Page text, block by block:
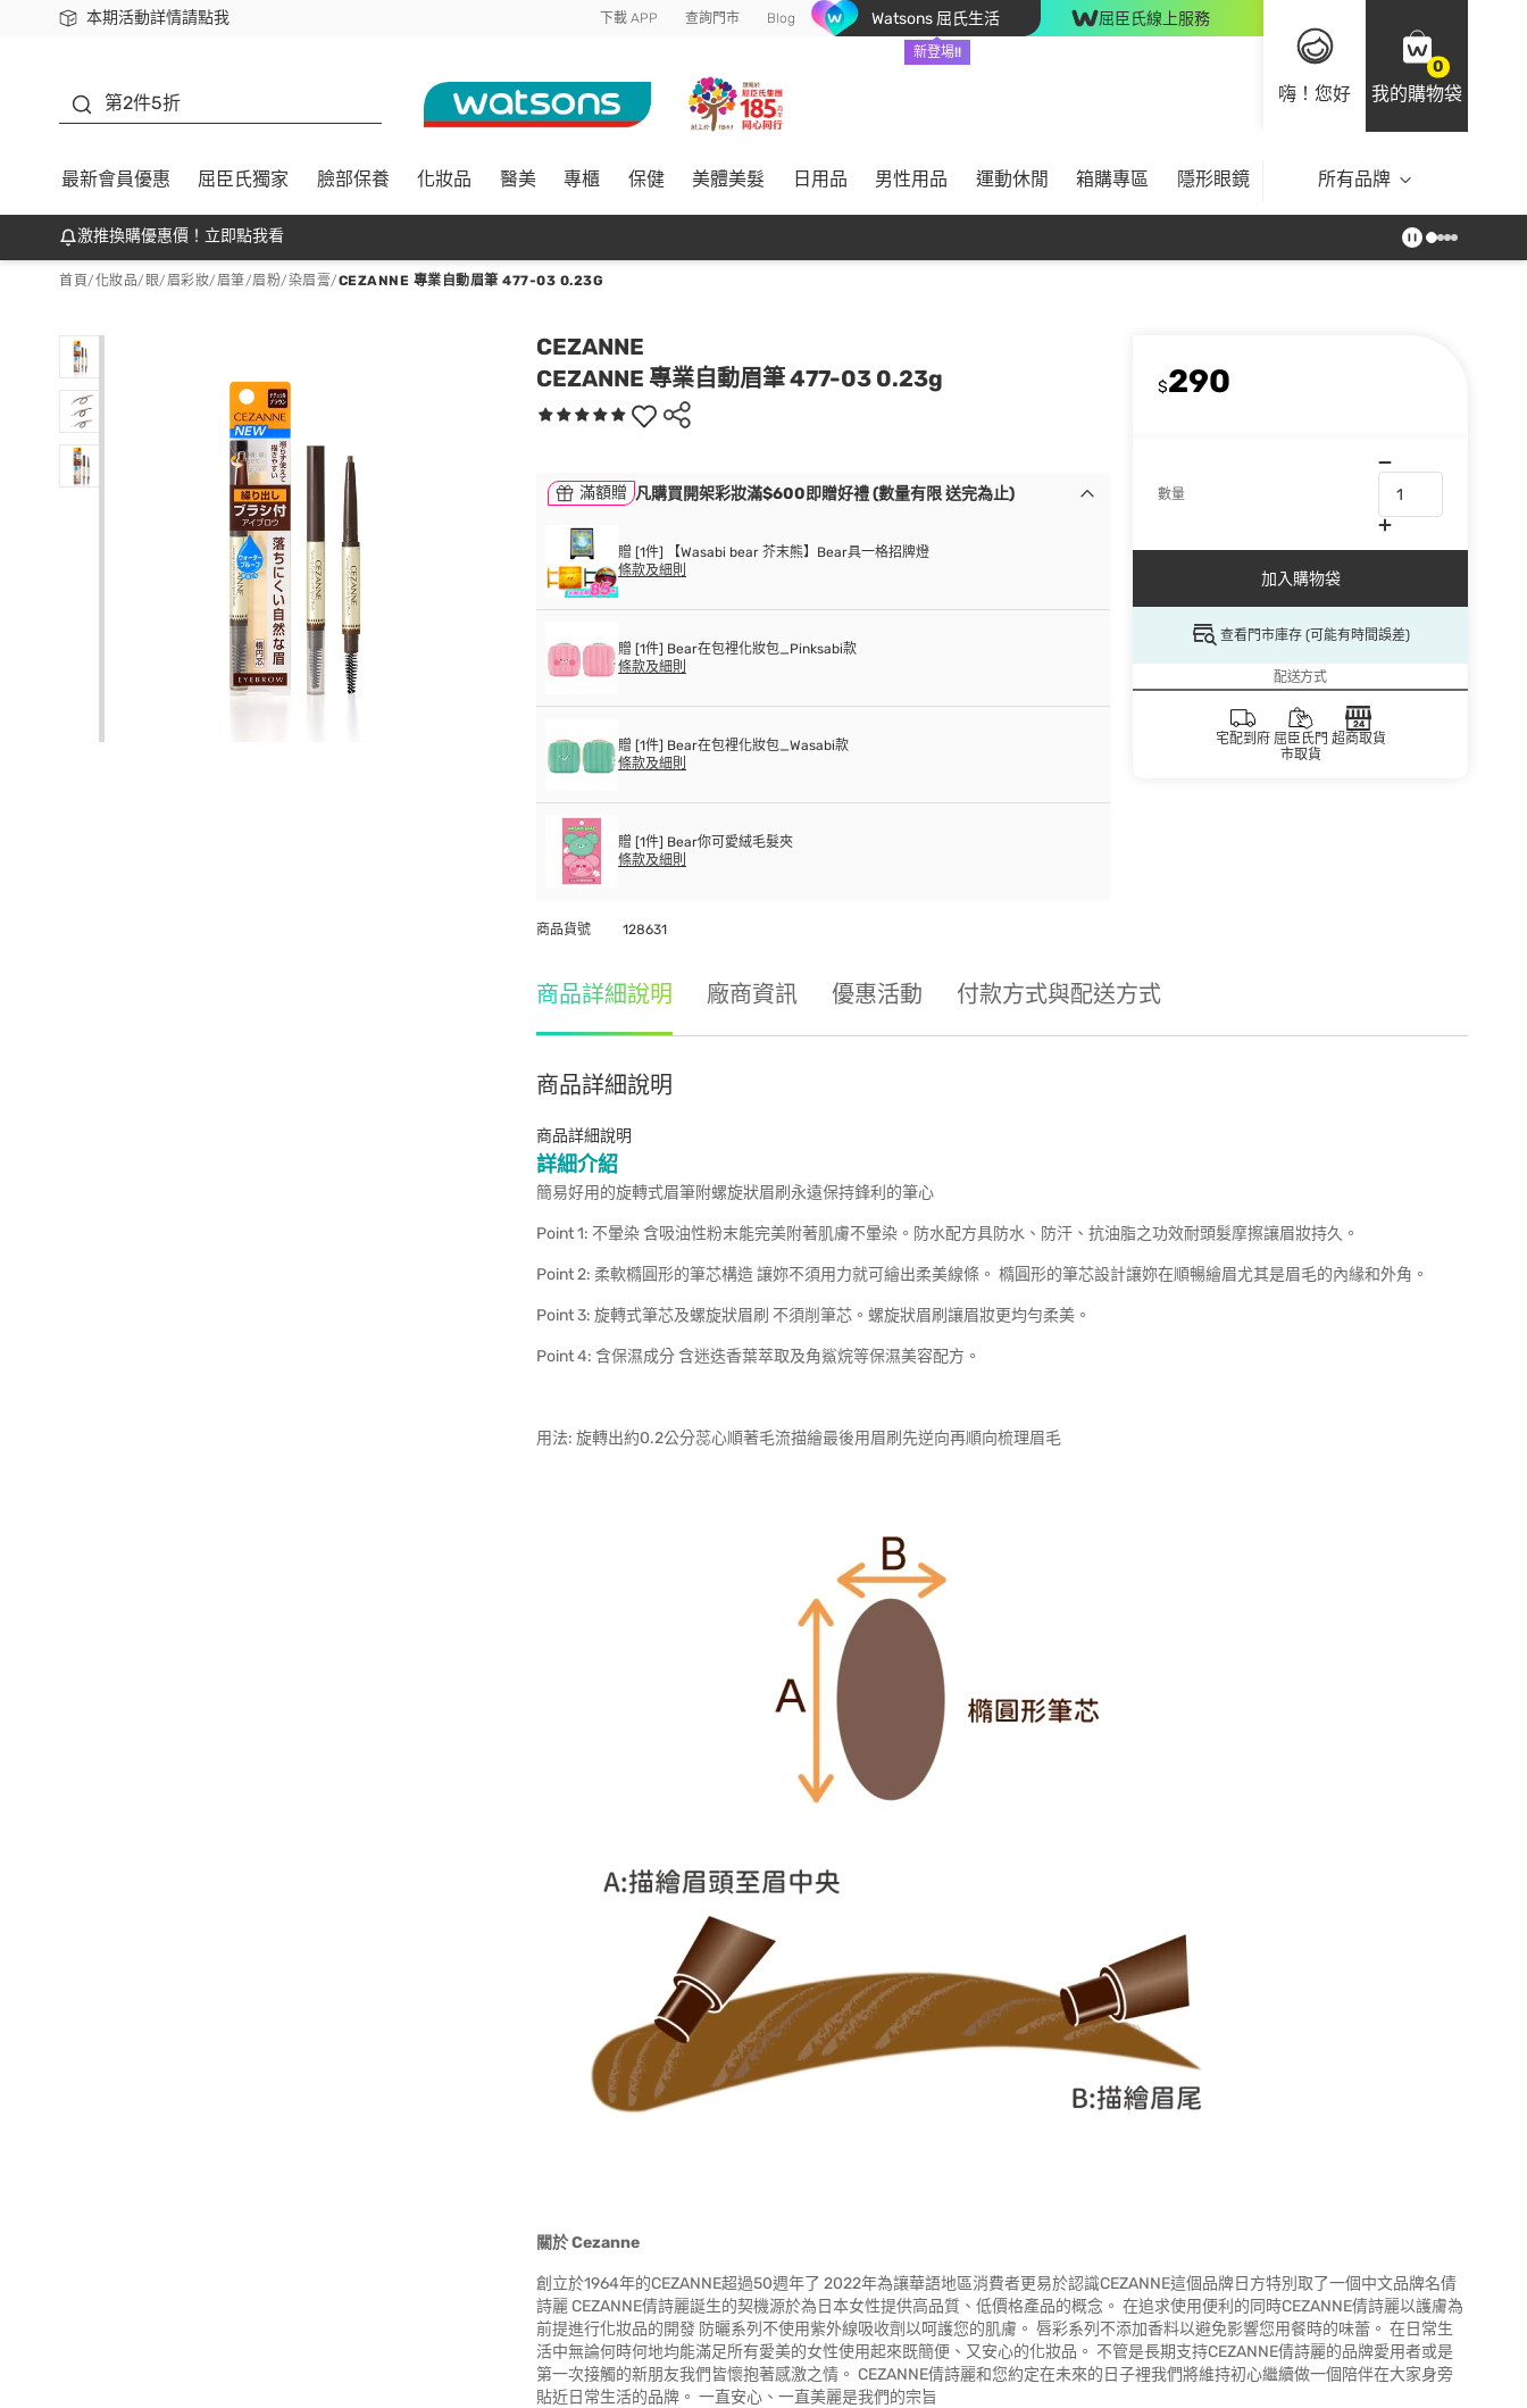
本期活動詳情請點我
下載app最高回饋$350 下載 APP 查詢門市 Blog Watsons 屈氏生活
新登場!!
屈臣氏線上服務
嗨！您好
0
我的購物袋
第2件5折
最新會員優惠 屈臣氏獨家 臉部保養 化妝品 醫美 專櫃 保健 美體美髮 日用品 男性用品 運動休閒 箱購專區 隱形眼鏡 所有品牌
激推換購優惠價！立即點我看
首頁/化妝品/ 眼/眉彩妝/眉筆/眉粉/染眉膏/CEZANNE 專業自動眉筆 477-03 0.23G
CEZANNE
CEZANNE 專業自動眉筆 477-03 0.23g
$290
數量
加入購物袋
查看門市庫存 (可能有時間誤差)
配送方式
宅配到府 屈臣氏門
市取貨
超商取貨
滿額贈 凡購買開架彩妝滿$600即贈好禮 (數量有限 送完為止)
贈 [1件] 【Wasabi bear 芥末熊】Bear具一格招牌燈
條款及細則
贈 [1件] Bear在包裡化妝包_Pinksabi款
條款及細則
贈 [1件] Bear在包裡化妝包_Wasabi款
條款及細則
贈 [1件] Bear你可愛絨毛髮夾
條款及細則
商品貨號 128631
商品詳細說明 廠商資訊 優惠活動 付款方式與配送方式
商品詳細說明
商品詳細說明
詳細介紹
簡易好用的旋轉式眉筆附螺旋狀眉刷永遠保持鋒利的筆心
Point 1: 不暈染 含吸油性粉末能完美附著肌膚不暈染。防水配方具防水、防汗、抗油脂之功效耐頭髮摩擦讓眉妝持久。
Point 2: 柔軟橢圓形的筆芯構造 讓妳不須用力就可繪出柔美線條。 橢圓形的筆芯設計讓妳在順暢繪眉尤其是眉毛的內緣和外角。
Point 3: 旋轉式筆芯及螺旋狀眉刷 不須削筆芯。螺旋狀眉刷讓眉妝更均勻柔美。
Point 4: 含保濕成分 含迷迭香葉萃取及角鯊烷等保濕美容配方。
用法: 旋轉出約0.2公分蕊心順著毛流描繪最後用眉刷先逆向再順向梳理眉毛
關於Cezanne
創立於1964年的CEZANNE超過50週年了 2022年為讓華語地區消費者更易於認識CEZANNE這個品牌日方特別取了一個中文品牌名倩
詩麗 CEZANNE倩詩麗誕生的契機源於為日本女性提供高品質、低價格產品的概念。 在追求使用便利的同時CEZANNE倩詩麗以護膚為
前提進行化妝品的開發 防曬系列不使用紫外線吸收劑以呵護您的肌膚。 唇彩系列不添加香料以避免影響您用餐時的味蕾。 在日常生
活中無論何時何地均能滿足所有愛美的女性使用起來既簡便、又安心的化妝品。 不管是長期支持CEZANNE倩詩麗的品牌愛用者或是
第一次接觸的新朋友我們皆懷抱著感激之情。 CEZANNE倩詩麗和您約定在未來的日子裡我們將維持初心繼續做一個陪伴在大家身旁
貼近日常生活的品牌。 一直安心、一直美麗是我們的宗旨